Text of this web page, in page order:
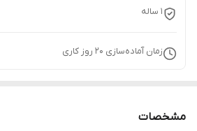
1 ساله
زمان آماده‌سازی 20 روز کاری
مشخصات